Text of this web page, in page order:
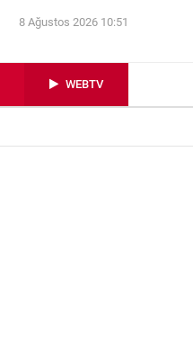
8 Ağustos 2026 10:51
WEBTV